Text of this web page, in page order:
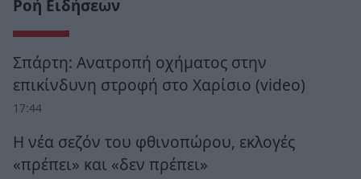
Ροή Ειδήσεων
Σπάρτη: Ανατροπή οχήματος στην
επικίνδυνη στροφή στο Χαρίσιο (video)
17:44
Η νέα σεζόν του φθινοπώρου, εκλογές
«πρέπει» και «δεν πρέπει»